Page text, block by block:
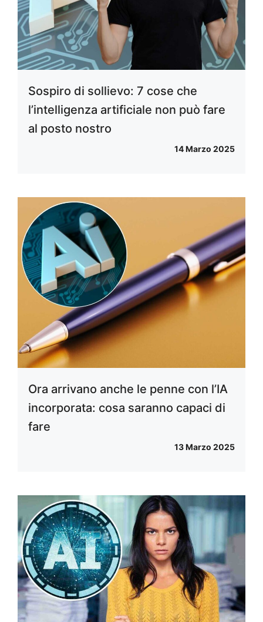
Sospiro di sollievo: 7 cose che
l’intelligenza artificiale non può fare
al posto nostro
14 Marzo 2025
Ora arrivano anche le penne con l’IA
incorporata: cosa saranno capaci di
fare
13 Marzo 2025